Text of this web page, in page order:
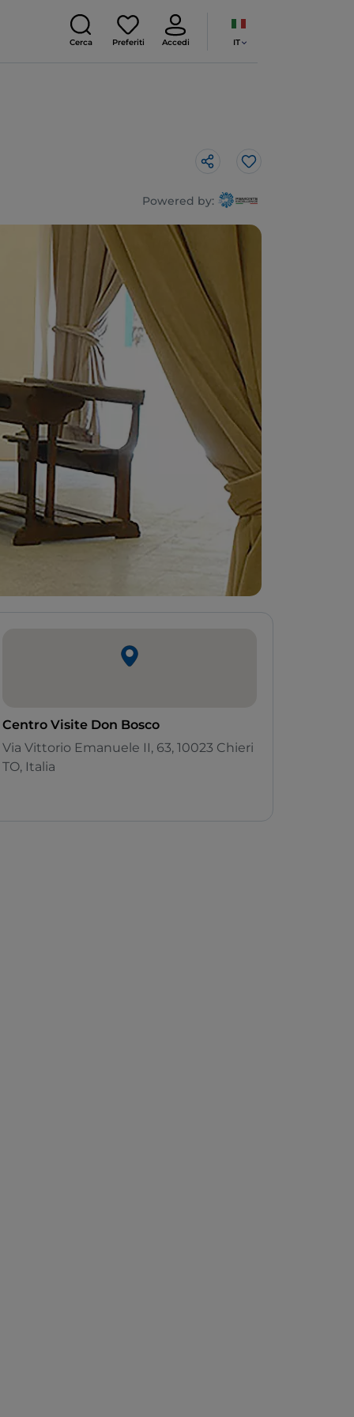
Cerca Preferiti Accedi IT
Like
Powered by:
Centro Visite Don Bosco
Via Vittorio Emanuele II, 63, 10023 Chieri
TO, Italia